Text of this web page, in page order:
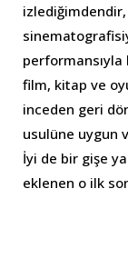
film, kitap ve
inceden geri
usulüne uygun
İyi de bir gişe
eklenen o ilk